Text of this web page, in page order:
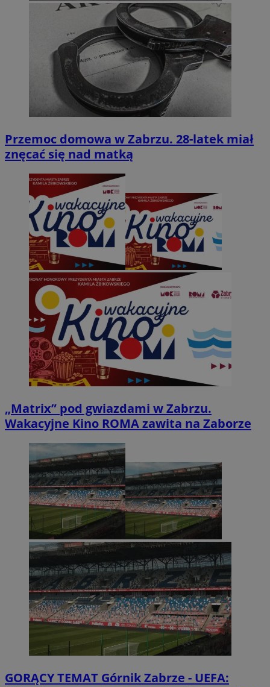
Przemoc domowa w Zabrzu. 28-latek miał
znęcać się nad matką
„Matrix” pod gwiazdami w Zabrzu.
Wakacyjne Kino ROMA zawita na Zaborze
GORĄCY TEMAT Górnik Zabrze - UEFA: